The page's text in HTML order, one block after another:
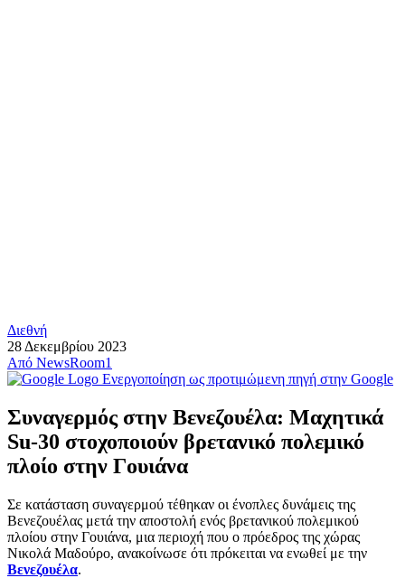
Διεθνή
28 Δεκεμβρίου 2023
Από NewsRoom1
Ενεργοποίηση ως προτιμώμενη πηγή στην Google
Συναγερμός στην Βενεζουέλα: Μαχητικά
Su-30 στοχοποιούν βρετανικό πολεμικό
πλοίο στην Γουιάνα
Σε κατάσταση συναγερμού τέθηκαν οι ένοπλες δυνάμεις της
Βενεζουέλας μετά την αποστολή ενός βρετανικού πολεμικού
πλοίου στην Γουιάνα, μια περιοχή που ο πρόεδρος της χώρας
Νικολά Μαδούρο, ανακοίνωσε ότι πρόκειται να ενωθεί με την
Βενεζουέλα.